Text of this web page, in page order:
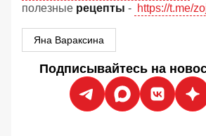
полезные рецепты - https://t.me/
Яна Вараксина
Подписывайтесь на